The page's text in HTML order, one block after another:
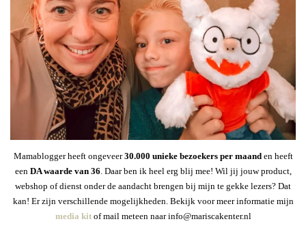
Mamablogger heeft ongeveer30.000 unieke bezoekers per maanden heeft
een DA waarde van 36 . Daar ben ik heel erg blij mee! Wil jij jouw product,
webshop of dienst onder de aandacht brengen bij mijn te gekke lezers? Dat
kan! Er zijn verschillende mogelijkheden. Bekijk voor meer informatie mijn
media kitof mail meteen naar info@mariscakenter.nl